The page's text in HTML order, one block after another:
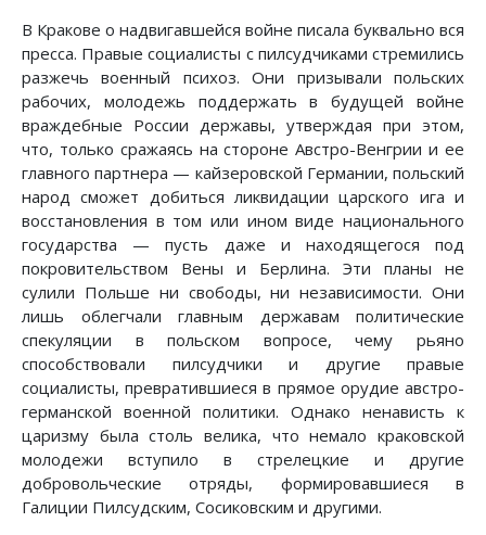
В Кракове о надвигавшейся войне писала буквально вся
пресса. Правые социалисты с пилсудчиками стремились
разжечь военный психоз. Они призывали польских
рабочих, молодежь поддержать в будущей войне
враждебные России державы, утверждая при этом,
что, только сражаясь на стороне Австро-Венгрии и ее
главного партнера — кайзеровской Германии, польский
народ сможет добиться ликвидации царского ига и
восстановления в том или ином виде национального
государства — пусть даже и находящегося под
покровительством Вены и Берлина. Эти планы не
сулили Польше ни свободы, ни независимости. Они
лишь облегчали главным державам политические
спекуляции в польском вопросе, чему рьяно
способствовали пилсудчики и другие правые
социалисты, превратившиеся в прямое орудие австро-
германской военной политики. Однако ненависть к
царизму была столь велика, что немало краковской
молодежи вступило в стрелецкие и другие
добровольческие отряды, формировавшиеся в
Галиции Пилсудским, Сосиковским и другими.